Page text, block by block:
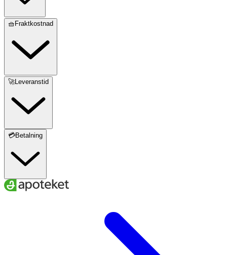
🧺Fraktkostnad
🚀Leveranstid
💳Betalning